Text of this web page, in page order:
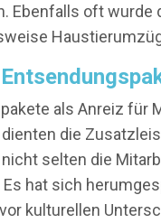
Ebenfalls oft
als Anreiz für
die
selten die
hat sich
kulturellen